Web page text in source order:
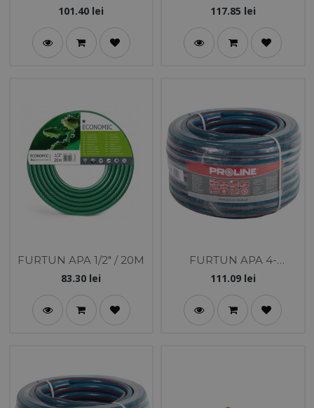
CU STROPITOR-
101.40 lei
117.85 lei
FURTUN APA 1/2" / 20M
83.30 lei
FURTUN APA 4-
STRATURI 1/2" / 30M
111.09lei